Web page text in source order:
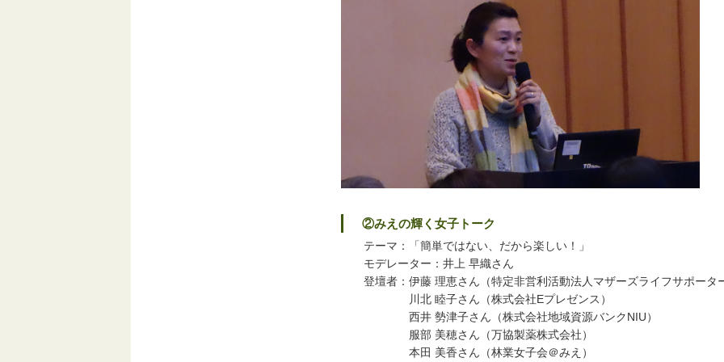
②みえの輝く女子トーク
テーマ：「簡単ではない、だから楽しい！」
モデレーター：井上 早織さん
登壇者：伊藤 理恵さん（特定非営利活動法人マザーズライフサポータ
川北 睦子さん（株式会社Eプレゼンス）
西井 勢津子さん（株式会社地域資源バンクNIU）
服部 美穂さん（万協製薬株式会社）
本田 美香さん（林業女子会＠みえ）